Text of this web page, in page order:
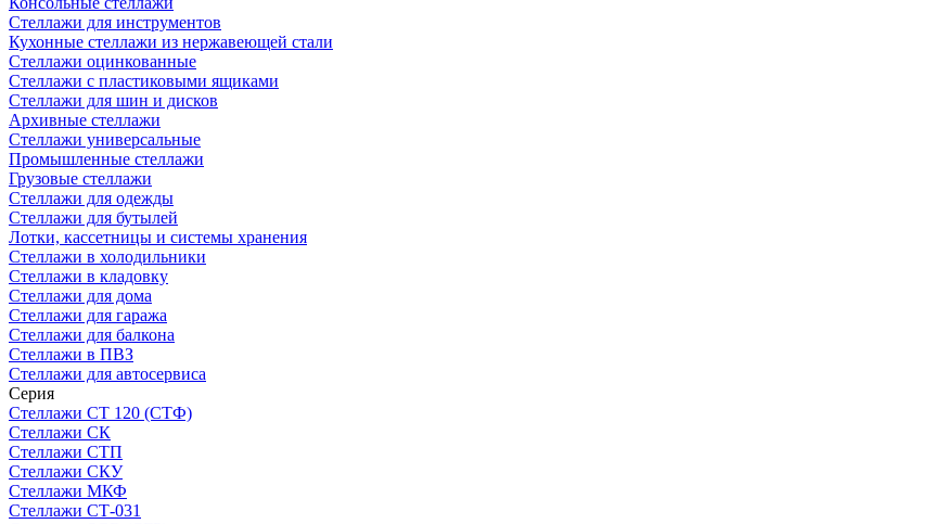
Стеллажи для инструментов
Кухонные стеллажи из нержавеющей стали
Стеллажи оцинкованные
Стеллажи с пластиковыми ящиками
Стеллажи для шин и дисков
Архивные стеллажи
Стеллажи универсальные
Промышленные стеллажи
Грузовые стеллажи
Стеллажи для одежды
Стеллажи для бутылей
Лотки, кассетницы и системы хранения
Стеллажи в холодильники
Стеллажи в кладовку
Стеллажи для дома
Стеллажи для гаража
Стеллажи для балкона
Стеллажи в ПВЗ
Стеллажи для автосервиса
Серия
Стеллажи СТ 120 (СТФ)
Стеллажи СК
Стеллажи СТП
Стеллажи СКУ
Стеллажи МКФ
Стеллажи СТ-031